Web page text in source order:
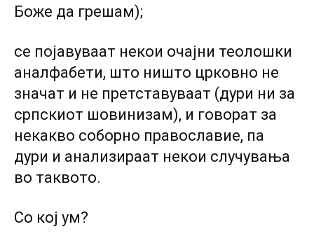
Боже да грешам);
се појавуваат некои очајни теолошки
аналфабети, што ништо црковно не
значат и не претставуваат (дури ни за
српскиот шовинизам), и говорат за
некакво соборно православие, па
дури и анализираат некои случувања
во таквото.
Со кој ум?